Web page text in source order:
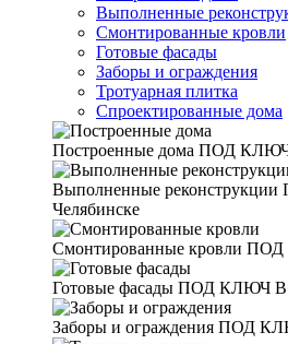
Выполненные
Смонтированные кровли
Готовые фасады
Заборы и ограждения
Тротуарная плитка
Спроектированные дома
Построенные дома ПОД КЛЮЧ
Выполненные реконструкции
Челябинске
Смонтированные кровли ПОД
Готовые фасады ПОД КЛЮЧ В
Заборы и ограждения ПОД